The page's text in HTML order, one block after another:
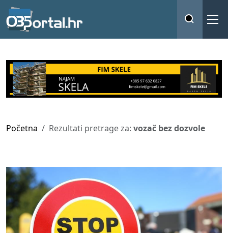
Početna Rezultati pretrage za: vozač bez dozvole